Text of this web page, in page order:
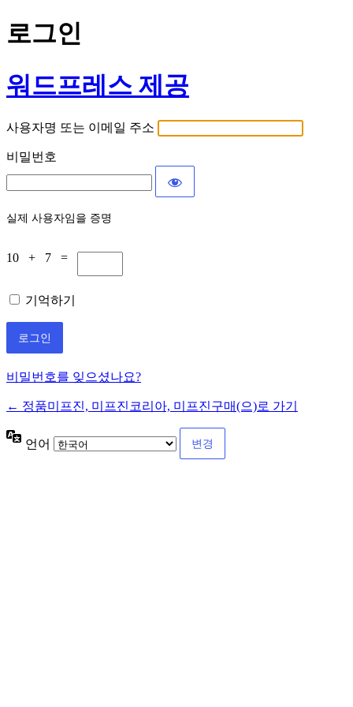
로그인
워드프레스 제공
사용자명 또는 이메일 주소
비밀번호
실제 사용자임을 증명
10 + 7 =
기억하기
비밀번호를 잊으셨나요?
← 정품미프진, 미프진코리아, 미프진구매(으)로 가기
언어